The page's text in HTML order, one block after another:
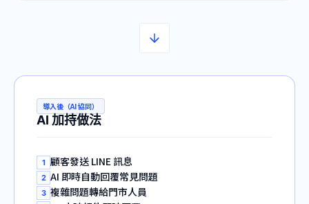
導入後（AI 協同）
AI 加持做法
1 顧客發送 LINE 訊息
2 AI 即時自動回覆常見問題
3 複雜問題轉給門市人員